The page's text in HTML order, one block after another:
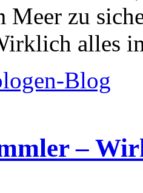
Meer zu
alles
Blog
–